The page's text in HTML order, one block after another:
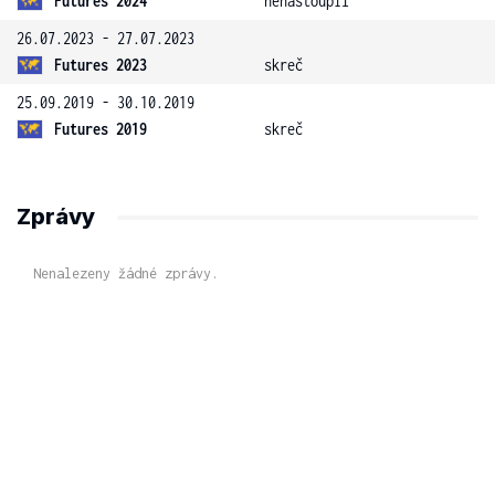
26.07.2023 - 27.07.2023
Futures 2023
skreč
25.09.2019 - 30.10.2019
Futures 2019
skreč
Zprávy
Nenalezeny žádné zprávy.